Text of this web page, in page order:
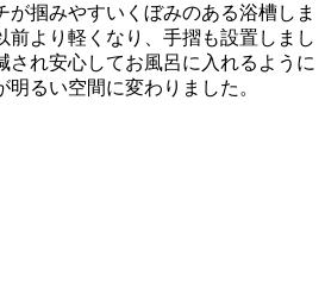
が掴みやすいくぼみのある浴槽しま
前より軽くなり、手摺も設置しまし
され安心してお風呂に入れるように
るい空間に変わりました。